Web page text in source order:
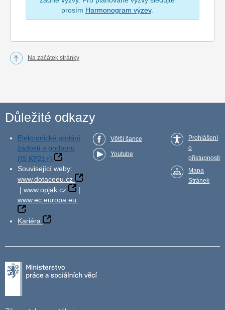
prosím Harmonogram výzev.
Na začátek stránky
Důležité odkazy
Elektronické podání
žádosti o podporu
(IS KP21+)
Související weby:
www.dotaceeu.cz
| www.opjak.cz
|
www.ec.europa.eu
Kariéra
Větší šance
Youtube
Prohlášení
o
přístupnosti
Mapa
Stránek